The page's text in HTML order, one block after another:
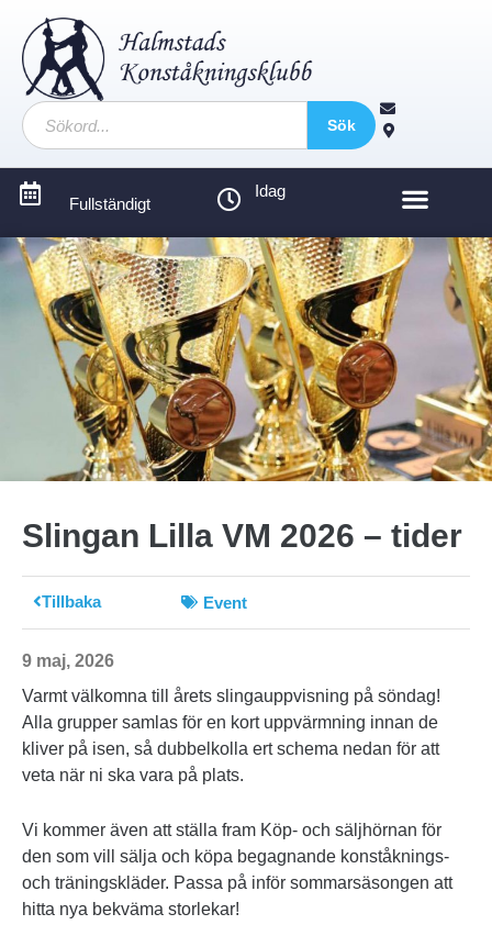
Sök
Fullständigt
Idag
Slingan Lilla VM 2026 – tider
Tillbaka Event
9 maj, 2026
Varmt välkomna till årets slingauppvisning på söndag!
Alla grupper samlas för en kort uppvärmning innan de
kliver på isen, så dubbelkolla ert schema nedan för att
veta när ni ska vara på plats.
Vi kommer även att ställa fram Köp- och säljhörnan för
den som vill sälja och köpa begagnande konståknings-
och träningskläder. Passa på inför sommarsäsongen att
hitta nya bekväma storlekar!